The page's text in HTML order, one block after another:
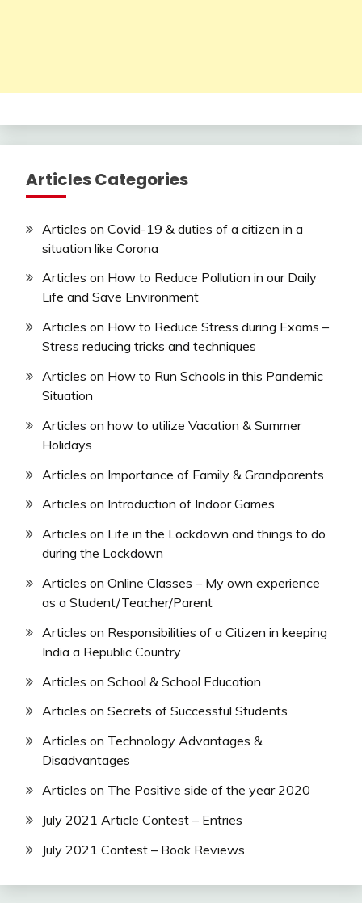
Articles Categories
Articles on Covid-19 & duties of a citizen in a
situation like Corona
Articles on How to Reduce Pollution in our Daily
Life and Save Environment
Articles on How to Reduce Stress during Exams –
Stress reducing tricks and techniques
Articles on How to Run Schools in this Pandemic
Situation
Articles on how to utilize Vacation & Summer
Holidays
Articles on Importance of Family & Grandparents
Articles on Introduction of Indoor Games
Articles on Life in the Lockdown and things to do
during the Lockdown
Articles on Online Classes – My own experience
as a Student/Teacher/Parent
Articles on Responsibilities of a Citizen in keeping
India a Republic Country
Articles on School & School Education
Articles on Secrets of Successful Students
Articles on Technology Advantages &
Disadvantages
Articles on The Positive side of the year 2020
July 2021 Article Contest – Entries
July 2021 Contest – Book Reviews